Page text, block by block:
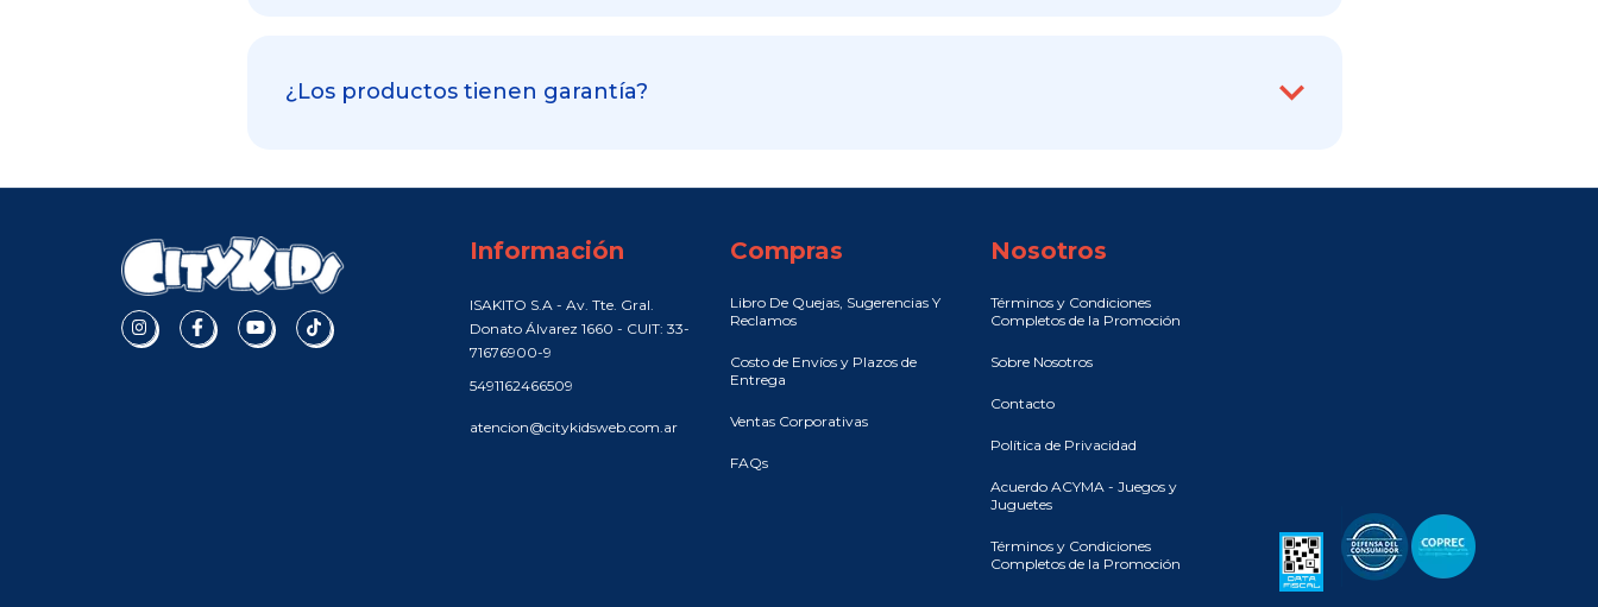
¿Los productos tienen garantía?
Información
ISAKITO S.A - Av. Tte. Gral.
Donato Álvarez 1660 - CUIT: 33-
71676900-9
5491162466509
atencion@citykidsweb.com.ar
Compras
Libro De Quejas, Sugerencias Y
Reclamos
Costo de Envíos y Plazos de
Entrega
Ventas Corporativas
FAQs
Nosotros
Términos y Condiciones
Completos de la Promoción
Sobre Nosotros
Contacto
Política de Privacidad
Acuerdo ACYMA - Juegos y
Juguetes
Términos y Condiciones
Completos de la Promoción